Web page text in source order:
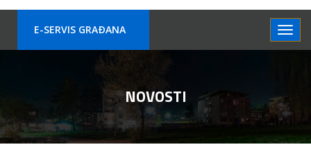
E-SERVIS GRAÐANA
NOVOSTI